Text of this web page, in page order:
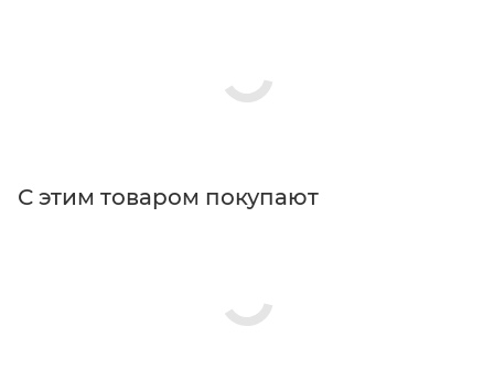
С этим товаром покупают